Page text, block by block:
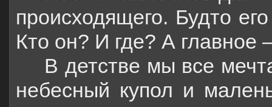
происходящего. Будто
Кто он? И где? А главное
В детстве мы все
небесный купол и